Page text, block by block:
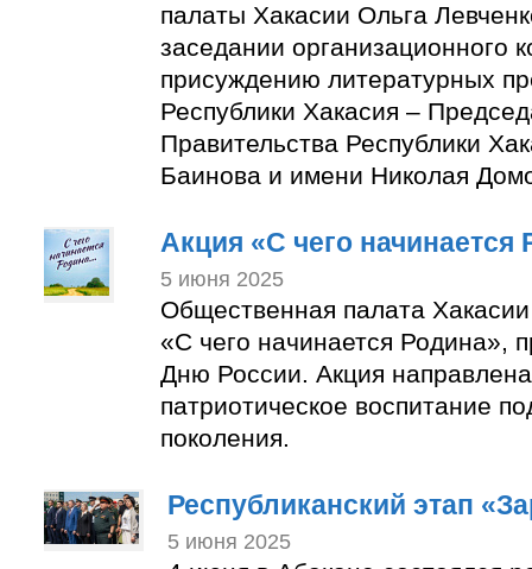
палаты Хакасии Ольга
заседании организационного
присуждению литературных
Республики Хакасия –
Правительства Республики
Баинова и имени Николая
Акция «С чего начинается
5 июня 2025
Общественная палата
«С чего начинается Родина»,
Дню России. Акция
патриотическое воспитание
поколения.
Республиканский этап
5 июня 2025